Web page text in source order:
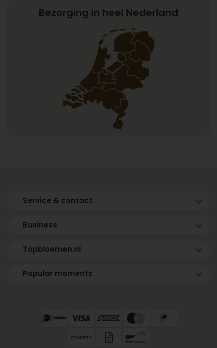
Bezorging in heel Nederland
Service & contact
Business
Topbloemen.nl
Popular moments